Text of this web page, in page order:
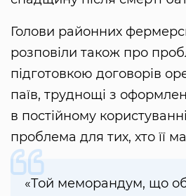
Голови районних
розповіли також про
підготовкою договорів
паїв, труднощі з
в постійному
проблема для тих, хто її
«Той меморандум, що